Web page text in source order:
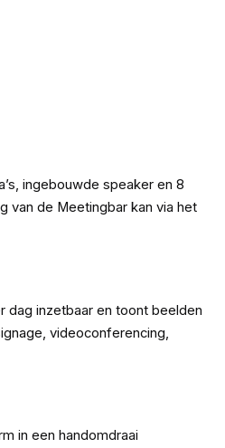
ingebouwde speaker en 8
van de Meetingbar kan via het
dag inzetbaar en toont beelden
videoconferencing,
in een handomdraai